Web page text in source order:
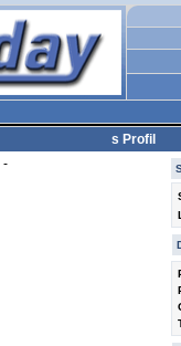
s Profil
-